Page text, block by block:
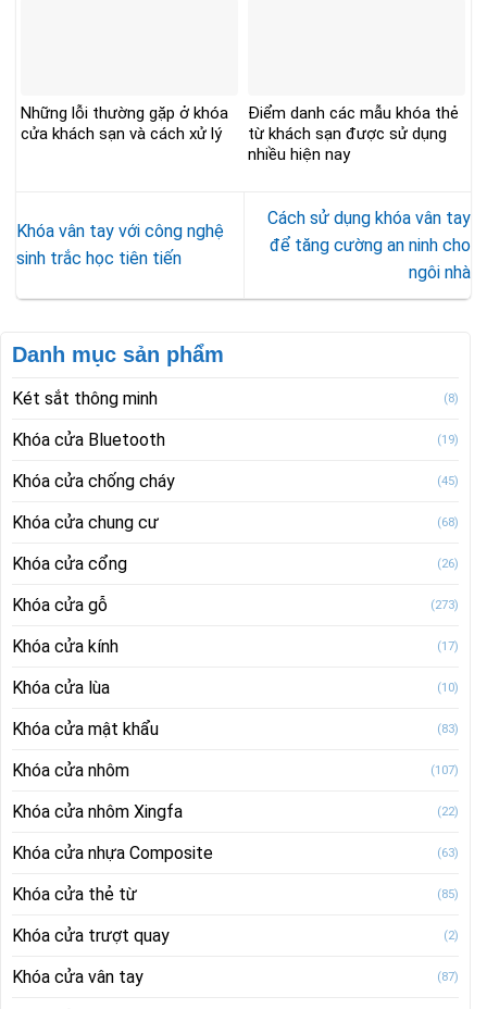
Những lỗi thường gặp ở khóa
cửa khách sạn và cách xử lý
Điểm danh các mẫu khóa thẻ
từ khách sạn được sử dụng
nhiều hiện nay
Khóa vân tay với công nghệ
sinh trắc học tiên tiến
Cách sử dụng khóa vân tay
để tăng cường an ninh cho
ngôi nhà
Danh mục sản phẩm
Két sắt thông minh (8)
Khóa cửa Bluetooth (19)
Khóa cửa chống cháy (45)
Khóa cửa chung cư (68)
Khóa cửa cổng (26)
Khóa cửa gỗ (273)
Khóa cửa kính (17)
Khóa cửa lùa (10)
Khóa cửa mật khẩu (83)
Khóa cửa nhôm (107)
Khóa cửa nhôm Xingfa (22)
Khóa cửa nhựa Composite (63)
Khóa cửa thẻ từ (85)
Khóa cửa trượt quay (2)
Khóa cửa vân tay (87)